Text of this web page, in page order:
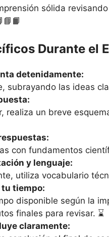
sólida
Durante el
detenidamente:
subrayando las ideas
realiza un breve
con fundamentos
y lenguaje:
utiliza vocabulario
tiempo:
disponible según la
finales para revisar. ⌛
claramente: